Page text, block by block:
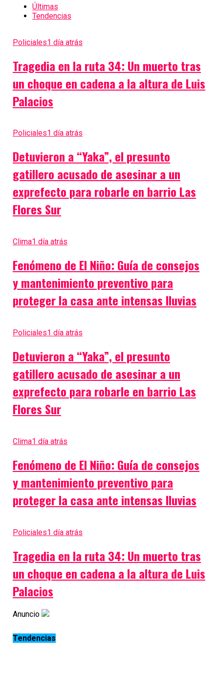
Últimas
Tendencias
Policiales1 día atrás
Tragedia en la ruta 34: Un muerto tras
un choque en cadena a la altura de Luis
Palacios
Policiales1 día atrás
Detuvieron a “Yaka”, el presunto
gatillero acusado de asesinar a un
exprefecto para robarle en barrio Las
Flores Sur
Clima1 día atrás
Fenómeno de El Niño: Guía de consejos
y mantenimiento preventivo para
proteger la casa ante intensas lluvias
Policiales1 día atrás
Detuvieron a “Yaka”, el presunto
gatillero acusado de asesinar a un
exprefecto para robarle en barrio Las
Flores Sur
Clima1 día atrás
Fenómeno de El Niño: Guía de consejos
y mantenimiento preventivo para
proteger la casa ante intensas lluvias
Policiales1 día atrás
Tragedia en la ruta 34: Un muerto tras
un choque en cadena a la altura de Luis
Palacios
Anuncio
Tendencias